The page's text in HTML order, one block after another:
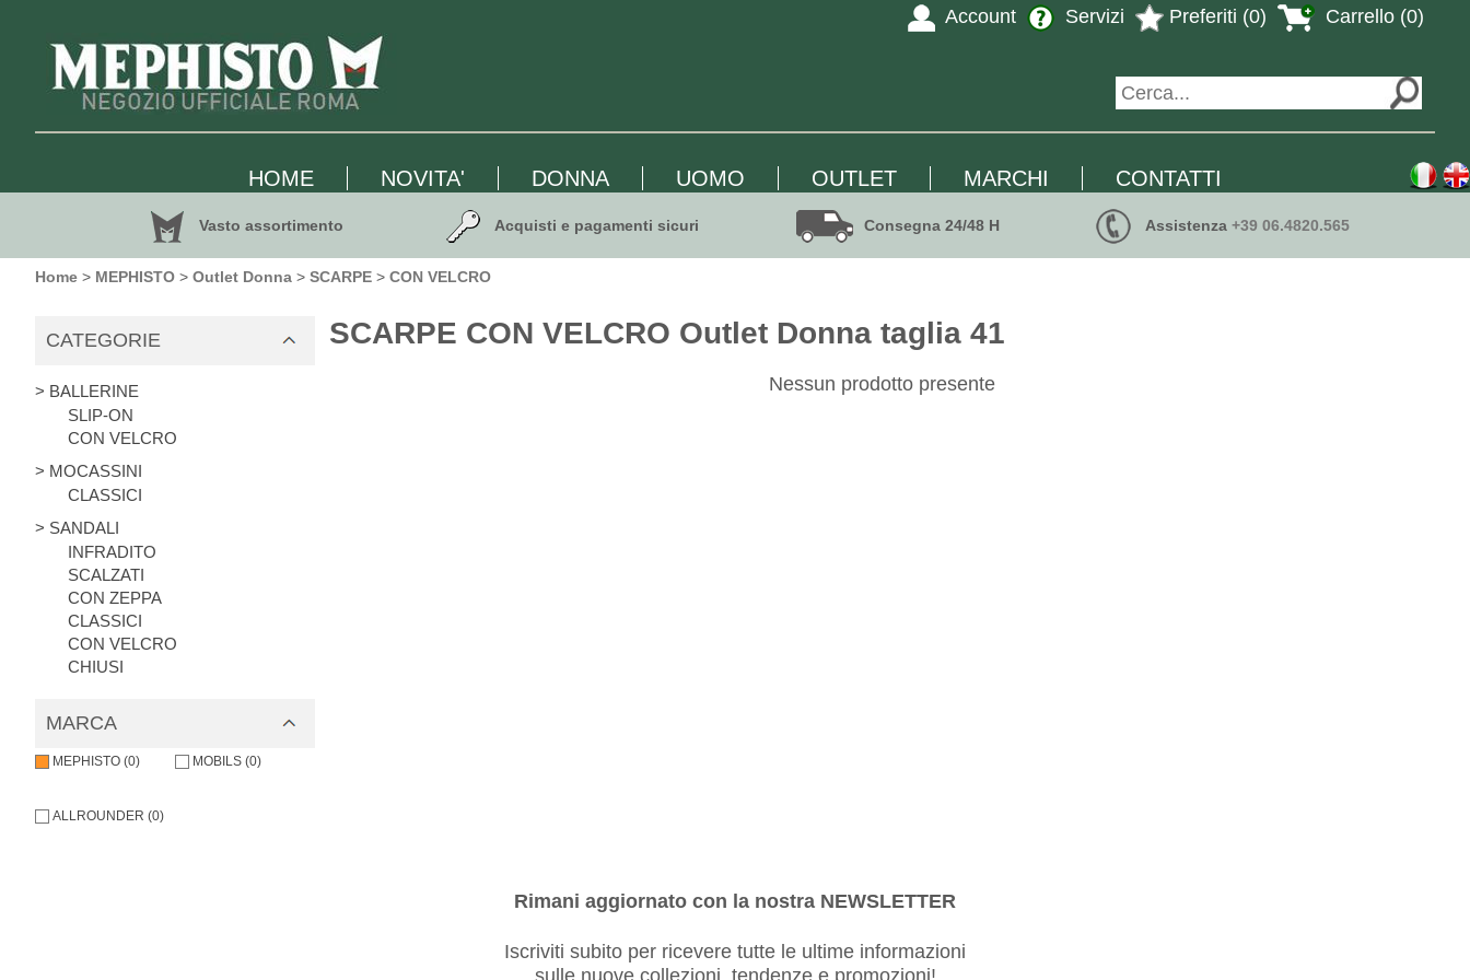
Carrello (0)
Preferiti (0)
Servizi
Account
HOME NOVITA' DONNA UOMO OUTLET MARCHI CONTATTI
Vasto assortimento Acquisti e pagamenti sicuri Consegna 24/48 H Assistenza+39 06.4820.565
Home > MEPHISTO > Outlet Donna > SCARPE > CON VELCRO
CATEGORIE
> BALLERINE
SLIP-ON
CON VELCRO
> MOCASSINI
CLASSICI
> SANDALI
INFRADITO
SCALZATI
CON ZEPPA
CLASSICI
CON VELCRO
CHIUSI
MARCA
MEPHISTO (0) MOBILS (0)
ALLROUNDER (0)
SCARPE CON VELCRO Outlet Donna taglia 41
Nessun prodotto presente
Rimani aggiornato con la nostra NEWSLETTER
Iscriviti subito per ricevere tutte le ultime informazioni
sulle nuove collezioni, tendenze e promozioni!